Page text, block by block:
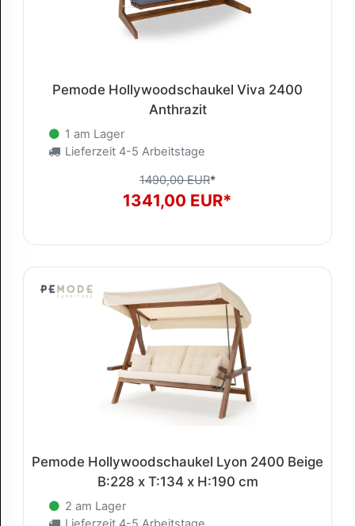
Pemode Hollywoodschaukel Viva 2400
Anthrazit
1 am Lager
Lieferzeit 4-5 Arbeitstage
1490,00 EUR*
1341,00 EUR*
Pemode Hollywoodschaukel Lyon 2400 Beige
B:228 x T:134 x H:190 cm
2 am Lager